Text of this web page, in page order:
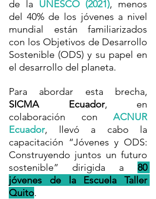
de la UNESCO (2021), menos
del 40% de los jóvenes a nivel
mundial están familiarizados
con los Objetivos de Desarrollo
Sostenible (ODS) y su papel en
el desarrollo del planeta.
SICMA Ecuador, en
colaboración con ACNUR
Ecuador, llevó a cabo la
capacitación “Jóvenes y ODS:
Construyendo juntos un futuro
sostenible” dirigida a 80
jóvenes de la Escuela Taller
Quito.